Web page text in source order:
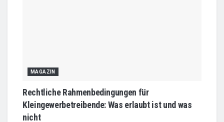
MAGAZIN
Rechtliche Rahmenbedingungen für
Kleingewerbetreibende: Was erlaubt ist und was
nicht